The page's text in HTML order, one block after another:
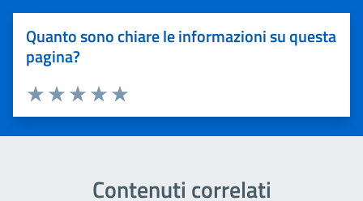
Quanto sono chiare le informazioni su questa
pagina?
Valuta 5 stelle su 5
Valuta 4 stelle su 5
Valuta 3 stelle su 5
Valuta 2 stelle su 5
Valuta 1 stelle su 5
Contenuti correlati